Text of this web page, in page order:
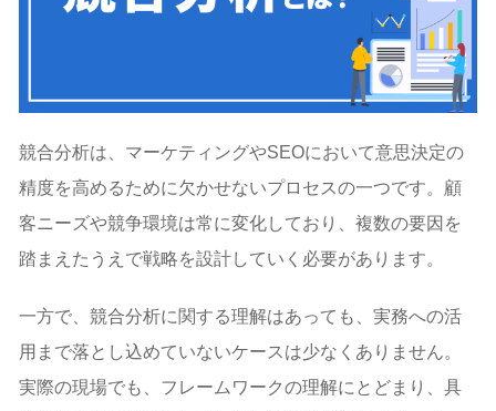
競合分析は、マーケティングやSEOにおいて意思決定の
精度を高めるために欠かせないプロセスの一つです。顧
客ニーズや競争環境は常に変化しており、複数の要因を
踏まえたうえで戦略を設計していく必要があります。
一方で、競合分析に関する理解はあっても、実務への活
用まで落とし込めていないケースは少なくありません。
実際の現場でも、フレームワークの理解にとどまり、具